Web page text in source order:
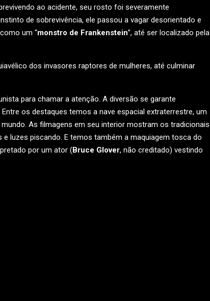
ao acidente, seu rosto foi severamente
de sobrevivência, ele passou a vagar desorientado e
um “monstro de Frankenstein”, até ser localizado pela
dos invasores raptores de mulheres, até culminar
para chamar a atenção. A diversão se garante
os destaques temos a nave espacial extraterrestre, um
As filmagens em seu interior mostram os tradicionais
luzes piscando. E temos também a maquiagem tosca do
por um ator (Bruce Glover, não creditado) vestindo